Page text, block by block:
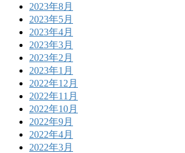
2023年8月
2023年5月
2023年4月
2023年3月
2023年2月
2023年1月
2022年12月
2022年11月
2022年10月
2022年9月
2022年4月
2022年3月